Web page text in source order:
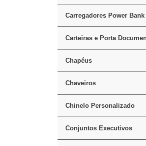
Carregadores Power Bank
Carteiras e Porta
Chapéus
Chaveiros
Chinelo Personalizado
Conjuntos Executivos